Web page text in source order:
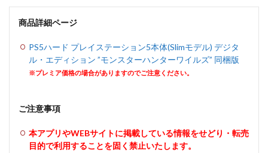
商品詳細ページ
PS5ハード プレイステーション5本体(Slimモデル) デジタ
ル・エディション ”モンスターハンターワイルズ” 同梱版
※プレミア価格の場合がありますのでご注意ください。
ご注意事項
本アプリやWEBサイトに掲載している情報をせどり・転売
目的で利用することを固く禁止いたします。